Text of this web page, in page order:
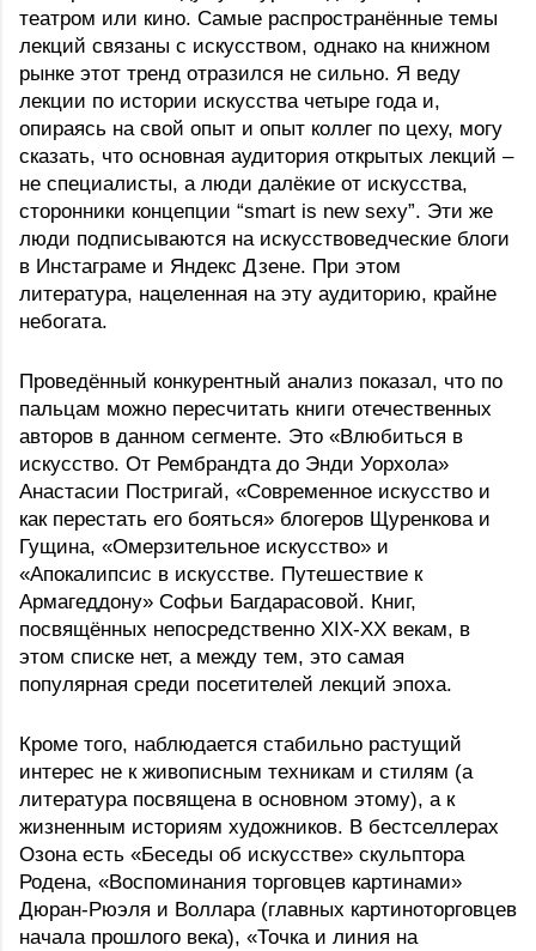
театром или кино. Самые распространённые темы
лекций связаны с искусством, однако на книжном
рынке этот тренд отразился не сильно. Я веду
лекции по истории искусства четыре года и,
опираясь на свой опыт и опыт коллег по цеху, могу
сказать, что основная аудитория открытых лекций –
не специалисты, а люди далёкие от искусства,
сторонники концепции “smart is new sexy”. Эти же
люди подписываются на искусствоведческие блоги
в Инстаграме и Яндекс Дзене. При этом
литература, нацеленная на эту аудиторию, крайне
небогата.
Проведённый конкурентный анализ показал, что по
пальцам можно пересчитать книги отечественных
авторов в данном сегменте. Это «Влюбиться в
искусство. От Рембрандта до Энди Уорхола»
Анастасии Постригай, «Современное искусство и
как перестать его бояться» блогеров Щуренкова и
Гущина, «Омерзительное искусство» и
«Апокалипсис в искусстве. Путешествие к
Армагеддону» Софьи Багдарасовой. Книг,
посвящённых непосредственно XIX-XX векам, в
этом списке нет, а между тем, это самая
популярная среди посетителей лекций эпоха.
Кроме того, наблюдается стабильно растущий
интерес не к живописным техникам и стилям (а
литература посвящена в основном этому), а к
жизненным историям художников. В бестселлерах
Озона есть «Беседы об искусстве» скульптора
Родена, «Воспоминания торговцев картинами»
Дюран-Рюэля и Воллара (главных картиноторговцев
начала прошлого века), «Точка и линия на